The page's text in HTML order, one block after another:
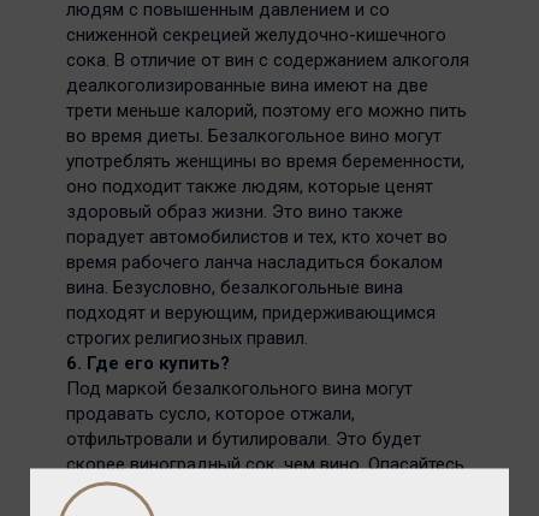
людям с повышенным давлением и со
сниженной секрецией желудочно-кишечного
сока. В отличие от вин с содержанием алкоголя
деалкоголизированные вина имеют на две
трети меньше калорий, поэтому его можно пить
во время диеты. Безалкогольное вино могут
употреблять женщины во время беременности,
оно подходит также людям, которые ценят
здоровый образ жизни. Это вино также
порадует автомобилистов и тех, кто хочет во
время рабочего ланча насладиться бокалом
вина. Безусловно, безалкогольные вина
подходят и верующим, придерживающимся
строгих религиозных правил.
6. Где его купить?
Под маркой безалкогольного вина могут
продавать сусло, которое отжали,
отфильтровали и бутилировали. Это будет
скорее виноградный сок, чем вино. Опасайтесь
подделок! Покупайте безалкогольные вина